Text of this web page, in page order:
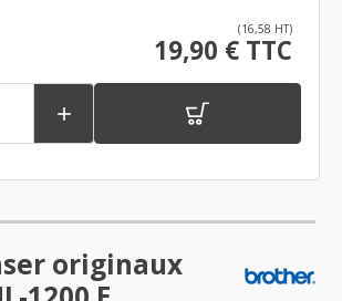
(16,58 HT)
19,90 € TTC

originaux